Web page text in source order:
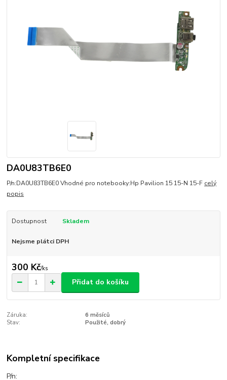
DA0U83TB6E0
P/n:DA0U83TB6E0 Vhodné pro notebooky:Hp Pavilion 15 15-N 15-F celý
popis
Dostupnost Skladem
Nejsme plátci DPH
300 Kč/ks
Přidat do košíku
Záruka:
6 měsíců
Stav:
Použité, dobrý
Kompletní specifikace
P/n: